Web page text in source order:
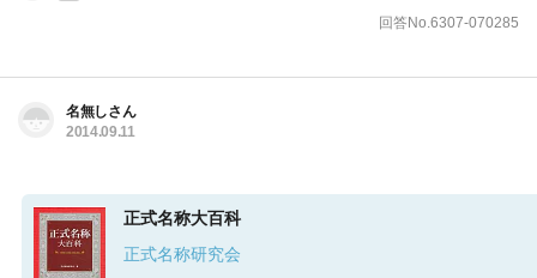
回答No.6307-070285
名無しさん
2014.09.11
正式名称大百科
正式名称研究会